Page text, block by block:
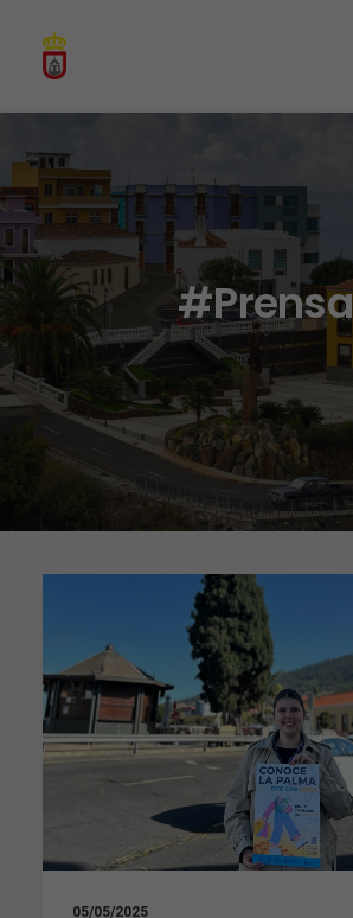
#Prensa
05/05/2025